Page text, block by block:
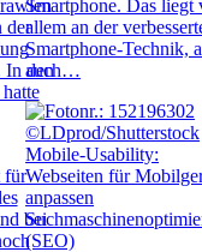
der
In den
für
bei
Smartphone. Das liegt
allem an der
Smartphone-Technik,
auch…
Mobile-Usability:
Webseiten für
anpassen
(SEO)